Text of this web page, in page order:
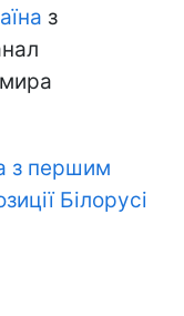
з
з першим
Білорусі